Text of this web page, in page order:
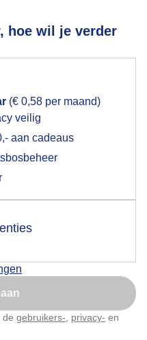
hoe wil je verder
(€ 0,58 per maand)
veilig
aan cadeaus
de gebruikers- privacy- en
08-2025, 67x bekeken
voor het
op hebt gegeven,
uit je browser waarin
de popup
later
te passen